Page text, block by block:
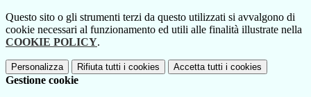
Questo sito o gli strumenti terzi da questo utilizzati si avvalgono di
cookie necessari al funzionamento ed utili alle finalità illustrate nella
COOKIE POLICY.
Personalizza Rifiuta tutti i cookies Accetta tutti i cookies
Gestione cookie